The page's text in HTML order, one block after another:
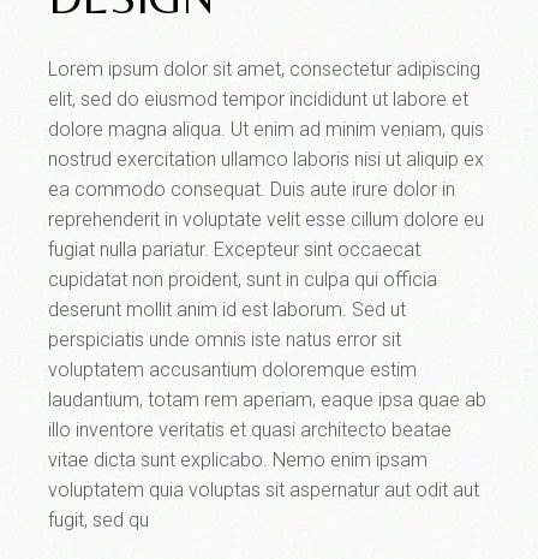
Lorem ipsum dolor sit amet, consectetur adipiscing
elit, sed do eiusmod tempor incididunt ut labore et
dolore magna aliqua. Ut enim ad minim veniam, quis
nostrud exercitation ullamco laboris nisi ut aliquip ex
ea commodo consequat. Duis aute irure dolor in
reprehenderit in voluptate velit esse cillum dolore eu
fugiat nulla pariatur. Excepteur sint occaecat
cupidatat non proident, sunt in culpa qui officia
deserunt mollit anim id est laborum. Sed ut
perspiciatis unde omnis iste natus error sit
voluptatem accusantium doloremque estim
laudantium, totam rem aperiam, eaque ipsa quae ab
illo inventore veritatis et quasi architecto beatae
vitae dicta sunt explicabo. Nemo enim ipsam
voluptatem quia voluptas sit aspernatur aut odit aut
fugit, sed qu